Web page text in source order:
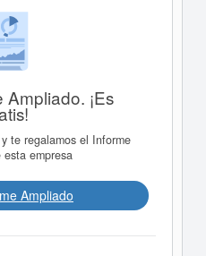
¡Es
te regalamos el Informe
esta empresa
Ampliado